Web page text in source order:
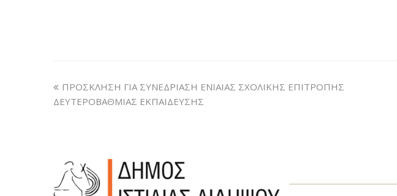
ΠΡΟΣΚΛΗΣΗ ΓΙΑ ΣΥΝΕΔΡΙΑΣΗ ΕΝΙΑΙΑΣ ΣΧΟΛΙΚΗΣ ΕΠΙΤΡΟΠΗΣ
ΔΕΥΤΕΡΟΒΑΘΜΙΑΣ ΕΚΠΑΙΔΕΥΣΗΣ